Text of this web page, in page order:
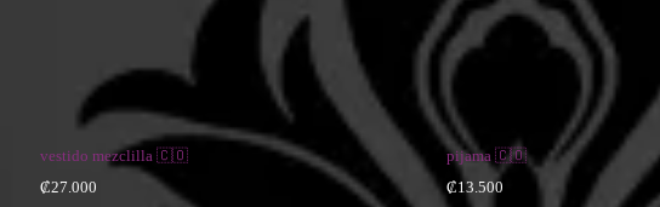
vestido mezclilla 🇨🇴
₡27.000
pijama 🇨🇴
₡13.500